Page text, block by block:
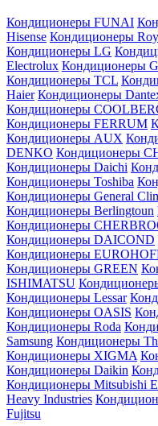
Кондиционеры FUNAI
Hisense Кондиционеры
Кондиционеры LG
Electrolux Кондиционеры
Кондиционеры TCL
Haier Кондиционеры
Кондиционеры
Кондиционеры FERRUM
Кондиционеры AUX
DENKO Кондиционеры
Кондиционеры Daichi
Кондиционеры Toshiba
Кондиционеры General
Кондиционеры Berlingtoun
Кондиционеры
Кондиционеры DAICOND
Кондиционеры
Кондиционеры GREEN
ISHIMATSU
Кондиционеры Lessar
Кондиционеры OASIS
Кондиционеры Roda
Samsung Кондиционеры
Кондиционеры XIGMA
Кондиционеры Daikin
Кондиционеры Mitsubishi
Heavy Industries
Fujitsu